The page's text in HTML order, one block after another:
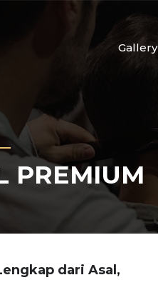
Gallery
PREMIUM
dari Asal,